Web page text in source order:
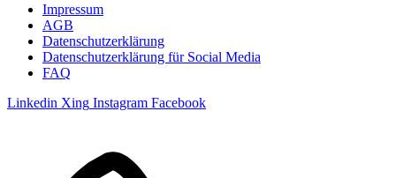
Impressum
AGB
Datenschutzerklärung
Datenschutzerklärung für Social Media
FAQ
Linkedin Xing Instagram Facebook